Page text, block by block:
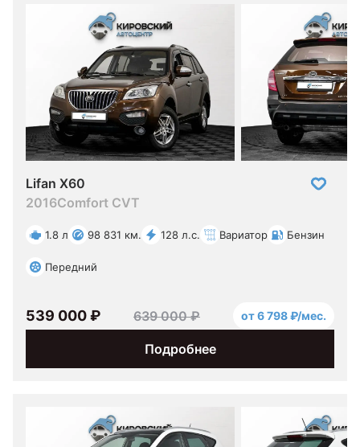
Lifan X60
2016Comfort CVT
1.8 л 98 831 км. 128 л.с. Вариатор Бензин
Передний
Подробнее
539 000 ₽ 639 000 ₽ от 6 798 ₽/мес.